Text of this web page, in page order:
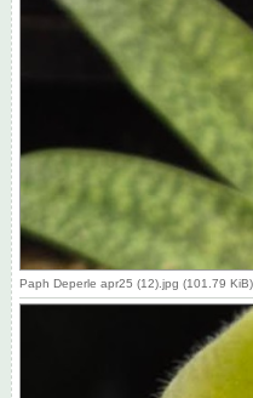
Paph Deperle apr25 (12).jpg (101.79